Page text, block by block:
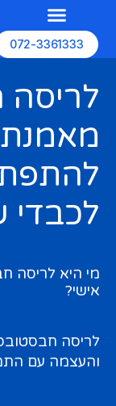
072-3361333
לריסה
לכבדי
מי היא לריסה
אישי?
לריסה
והעצמה עם